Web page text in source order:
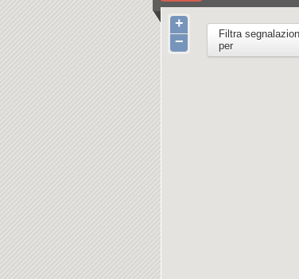
Filtra
per
+
−